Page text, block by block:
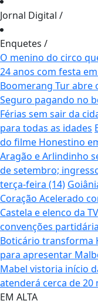
Jornal Digital /
Enquetes /
O menino do circo
24 anos com festa
Boomerang Tur abre
Seguro pagando no
Férias sem sair da
para todas as idades
do filme Honestino
Aragão e Arlindinho
de setembro;
terça-feira (14)
Coração Acelerado
Castela e elenco da
convenções
Boticário transforma
para apresentar
Mabel vistoria início
atenderá cerca de 20
EM ALTA